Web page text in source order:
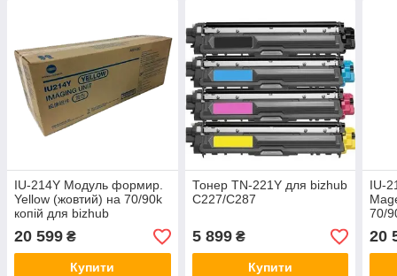
IU-214Y Модуль формир.
Yellow (жовтий) на 70/90k
копій для bizhub
C227/C287
20 599 ₴
Купити
Тонер TN-221Y для bizhub
C227/C287
5 899₴
Купити
IU-
70/
20